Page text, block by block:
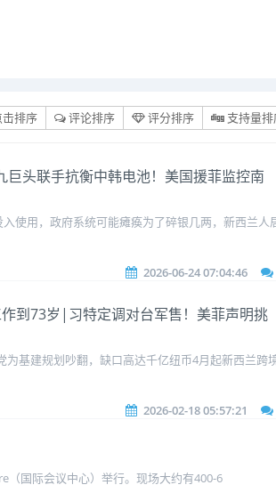
击排序 评论排序 评分排序 支持量
头联手抗衡中韩电池！美国援菲监控南
使用，政府系统可能瘫痪为了碎银几两，新西兰人
2026-06-24 07:04:46
到73岁|习特定调对台军售！美菲声明挑
基建规划吵翻，缺口高达千亿纽币4月起新西兰跨
2026-02-18 05:57:21
国际会议中心）举行。现场大约有400-6